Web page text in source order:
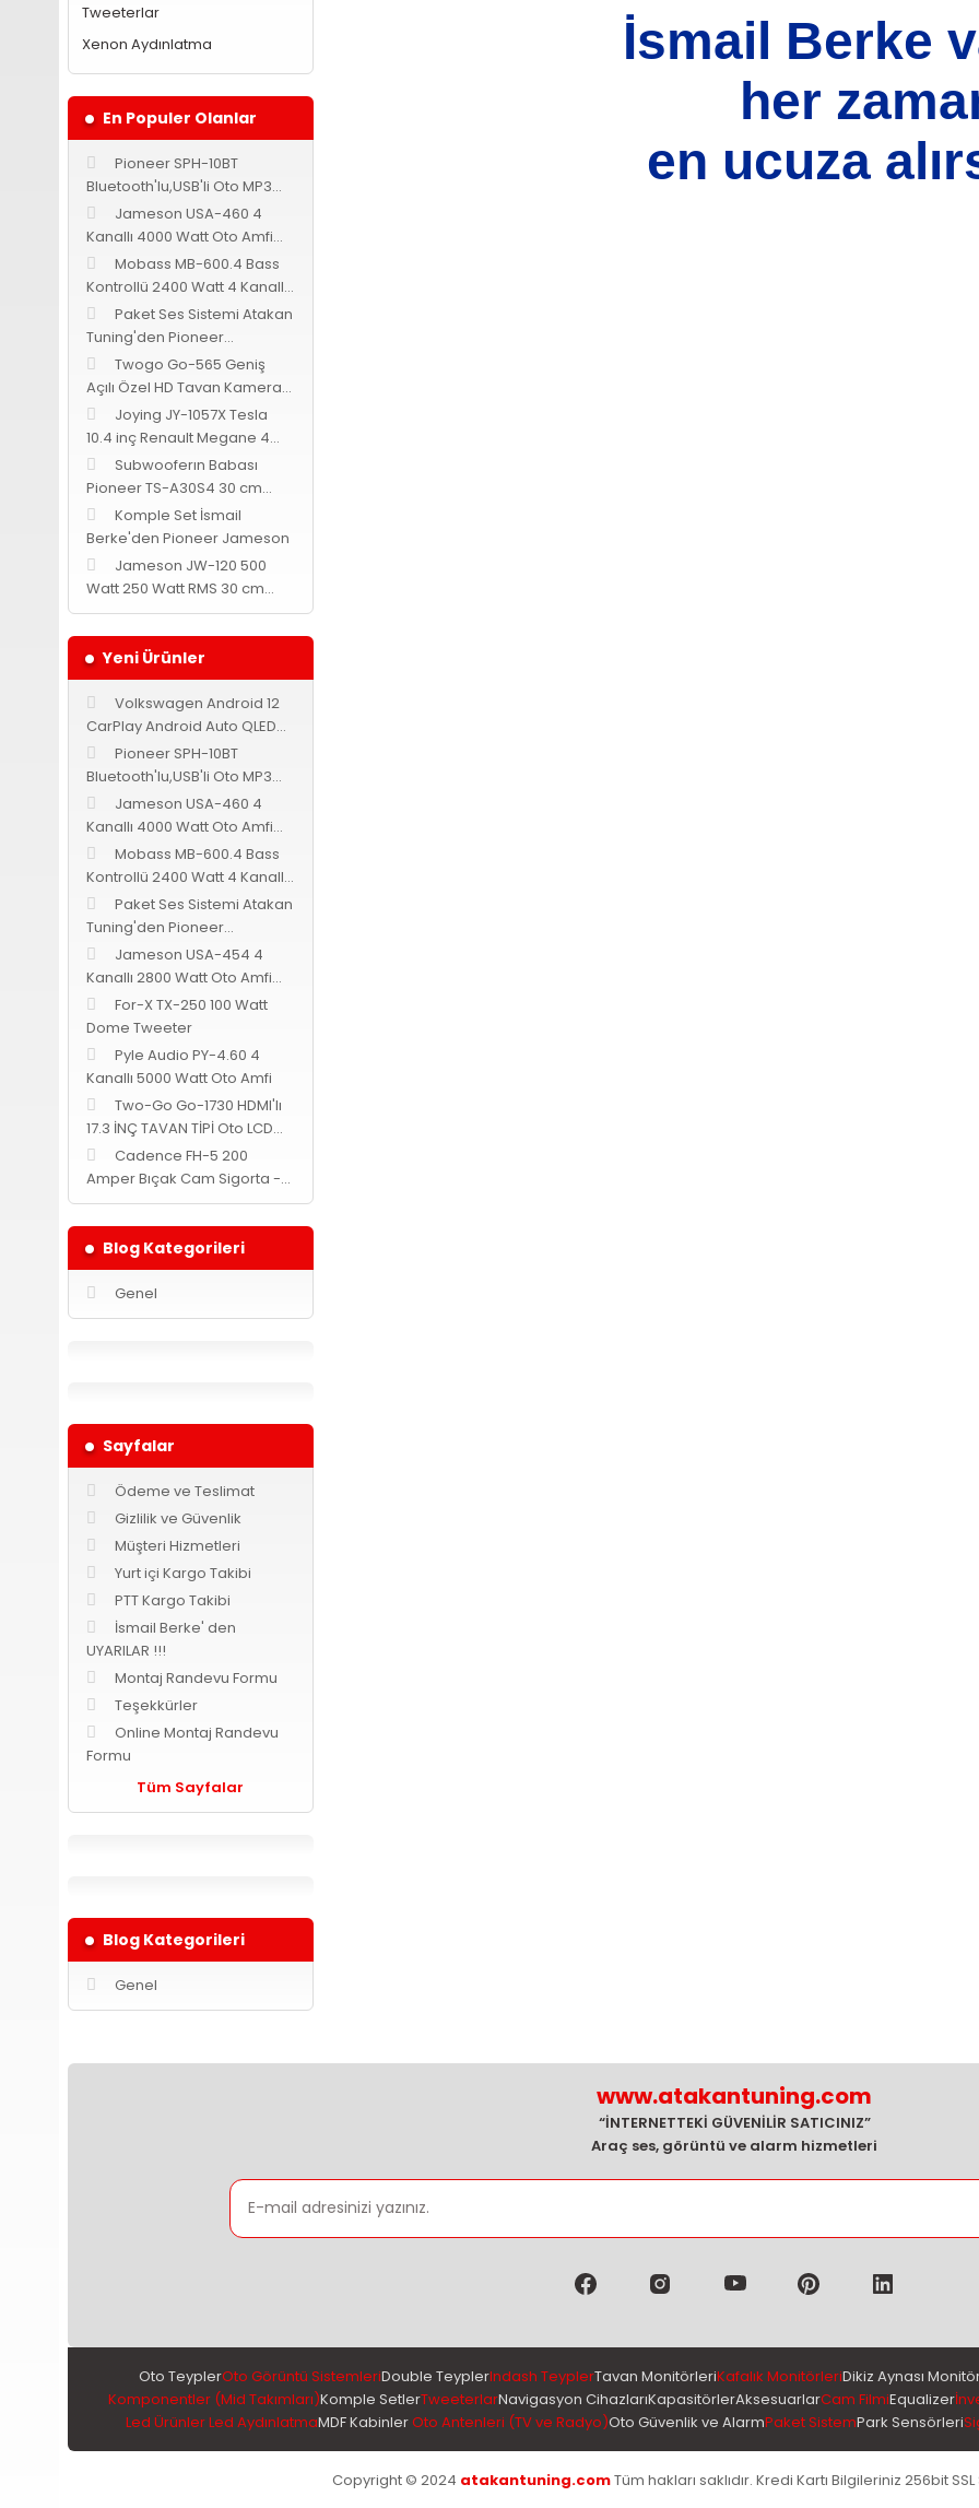
Tweeterlar
Xenon Aydınlatma
En Populer Olanlar
Pioneer SPH-10BT
Bluetooth'lu,USB'li Oto MP3
TeypJameson USA-460 4
Kanallı 4000 Watt Oto Amfi
Bass Kontrollü
Mobass MB-600.4 Bass
Kontrollü 2400 Watt 4 Kanallı
Oto Amfi
Paket Ses Sistemi Atakan
Tuning'den Pioneer
Cadence Jameson
Twogo Go-565 Geniş
Açılı Özel HD Tavan Kamerası
-Siyah-Joying JY-1057X Tesla
10.4 inç Renault Megane 4
Android 9.0
Subwooferın Babası
Pioneer TS-A30S4 30 cm
subwoofer 1400 Watt 400
Watt RMS
Komple Set İsmail
Berke'den Pioneer Jameson
Jameson JW-120 500
Watt 250 Watt RMS 30 cm
Subwoofer
Yeni Ürünler
Volkswagen Android 12
CarPlay Android Auto QLED
Multimedya Navix
Pioneer SPH-10BT
Bluetooth'lu,USB'li Oto MP3
TeypJameson USA-460 4
Kanallı 4000 Watt Oto Amfi
Bass Kontrollü
Mobass MB-600.4 Bass
Kontrollü 2400 Watt 4 Kanallı
Oto Amfi
Paket Ses Sistemi Atakan
Tuning'den Pioneer
Cadence Jameson
Jameson USA-454 4
Kanallı 2800 Watt Oto Amfi
Bass Kontrollü
For-X TX-250 100 Watt
Dome Tweeter
Pyle Audio PY-4.60 4
Kanallı 5000 Watt Oto Amfi
Two-Go Go-1730 HDMI'lı
17.3 İNÇ TAVAN TİPİ Oto LCD
MONİTÖR -Siyah-
Cadence FH-5 200
Amper Bıçak Cam Sigorta -
Yuvarlak-
Blog Kategorileri
Genel
Sayfalar
Ödeme ve Teslimat
Gizlilik ve Güvenlik
Müşteri Hizmetleri
Yurt içi Kargo Takibi
PTT Kargo Takibi
İsmail Berke' den
UYARILAR !!!
Montaj Randevu Formu
Teşekkürler
Online Montaj Randevu
Formu
Tüm Sayfalar
Blog Kategorileri
Genel
İsmail Berke
her
en ucuza
www.atakantuning.com
“İNTERNETTEKİ GÜVENİLİR SATICINIZ”
Araç ses, görüntü ve alarm hizmetleri
Oto TeyplerOto Görüntü SistemleriDouble TeyplerIndash TeyplerTavan MonitörleriKafalık MonitörleriDikiz Aynası
Komponentler (Mid Takımları)Komple SetlerTweeterlarNavigasyon CihazlarıKapasitörlerAksesuarlarCam FilmiEqualizer
Led Ürünler Led AydınlatmaMDF KabinlerOto Antenleri (TV ve Radyo)Oto Güvenlik ve AlarmPaket SistemPark Sensörleri
Copyright © 2024 atakantuning.comTüm hakları saklıdır. Kredi Kartı Bilgileriniz 256bit